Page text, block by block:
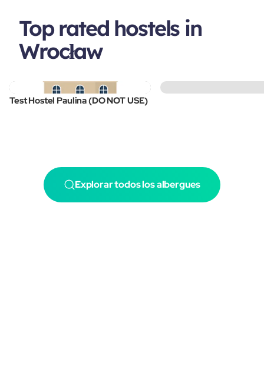
Top rated hostels in
Wrocław
Test Hostel Paulina (DO NOT USE)
Explorar todos los albergues